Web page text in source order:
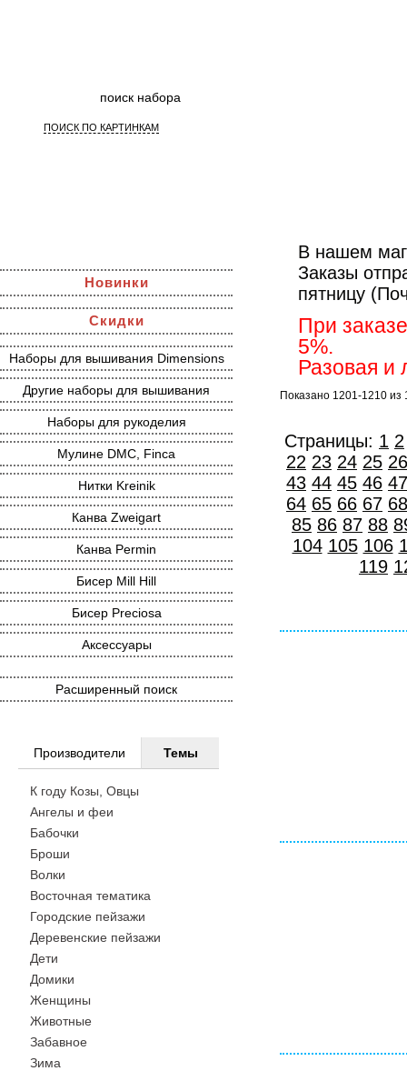
ПОИСК ПО КАРТИНКАМ
Новинки
Скидки
Наборы для вышивания Dimensions
Другие наборы для вышивания
Наборы для рукоделия
Мулине DMC, Finca
Нитки Kreinik
Канва Zweigart
Канва Permin
Бисер Mill Hill
Бисер Preciosa
Аксессуары
Расширенный поиск
Производители Темы
К году Козы, Овцы
Ангелы и феи
Бабочки
Броши
Волки
Восточная тематика
Городские пейзажи
Деревенские пейзажи
Дети
Домики
Женщины
Животные
Забавное
Зима
В нашем
Заказы
пятницу
При
5%.
Разовая и
Показано 1201-1210 из
Страницы: 1 2
22 23 24 25 26
43 44 45 46 47
64 65 66 67 68
85 86 87 88
104 105 106
119